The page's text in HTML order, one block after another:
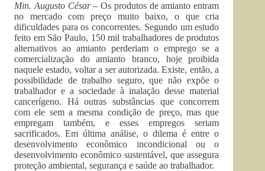
Min. Augusto César –Os produtos de amianto entram
no mercado com preço muito baixo, o que cria
dificuldades para os concorrentes. Segundo um estudo
feito em São Paulo, 150 mil trabalhadores de produtos
alternativos ao amianto perderiam o emprego se a
comercialização do amianto branco, hoje proibida
naquele estado, voltar a ser autorizada. Existe, então, a
possibilidade de trabalho seguro, que não expõe o
trabalhador e a sociedade à inalação desse material
cancerígeno. Há outras substâncias que concorrem
com ele sem a mesma condição de preço, mas que
empregam também, e esses empregos seriam
sacrificados. Em última análise, o dilema é entre o
desenvolvimento econômico incondicional ou o
desenvolvimento econômico sustentável, que assegura
proteção ambiental, segurança e saúde ao trabalhador.